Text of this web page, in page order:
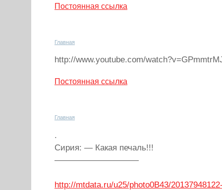
Постоянная ссылка
Главная
http://www.youtube.com/
Постоянная ссылка
Главная
.
Сирия: — Какая печаль!!!
——————————
http://mtdata.ru/u25/photo0B43/